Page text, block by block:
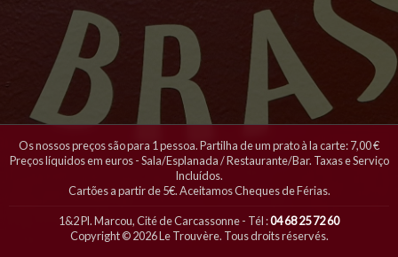
Os nossos preços são para 1 pessoa. Partilha de um prato à la carte: 7,00 €
Preços líquidos em euros - Sala/Esplanada / Restaurante/Bar. Taxas e Serviço
Incluídos.
Cartões a partir de 5€. Aceitamos Cheques de Férias.
1&2 Pl. Marcou, Cité de Carcassonne - Tél :04 68 25 72 60
Copyright © 2026 Le Trouvère. Tous droits réservés.